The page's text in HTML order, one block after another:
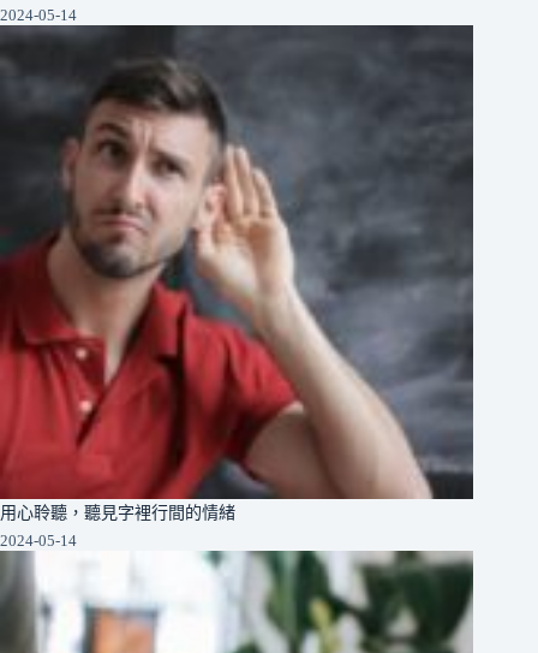
2024-05-14
用心聆聽，聽見字裡行間的情緒
2024-05-14